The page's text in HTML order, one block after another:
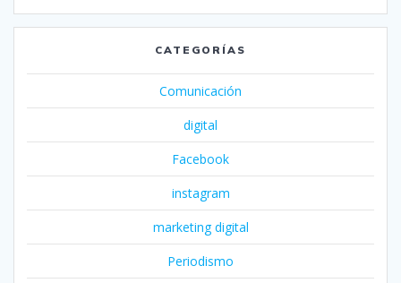
CATEGORÍAS
Comunicación
digital
Facebook
instagram
marketing digital
Periodismo